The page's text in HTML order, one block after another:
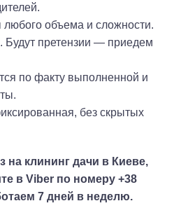
любого объема и сложности.
Будут претензии — приедем
по факту выполненной и
без скрытых
клининг дачи в Киеве,
в Viber по номеру +38
7 дней в неделю.